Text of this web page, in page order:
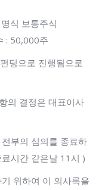
식 보통주식
: 50,000주
딩으로 진행됨으로
의 결정은 대표이사
부의 심의를 종료하
시간 같은날 11시 )
위하여 이 의사록을